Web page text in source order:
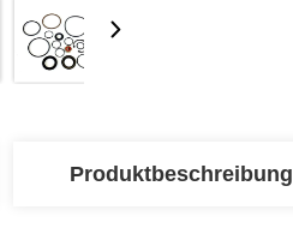
Produktbeschreibung